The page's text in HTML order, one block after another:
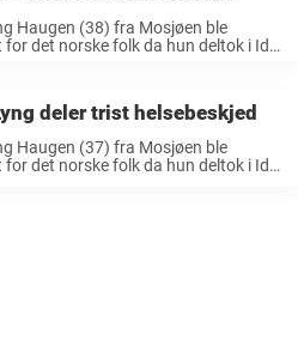
Haugen (38) fra Mosjøen ble
det norske folk da hun deltok i Idol
deler trist helsebeskjed
Haugen (37) fra Mosjøen ble
det norske folk da hun deltok i Idol